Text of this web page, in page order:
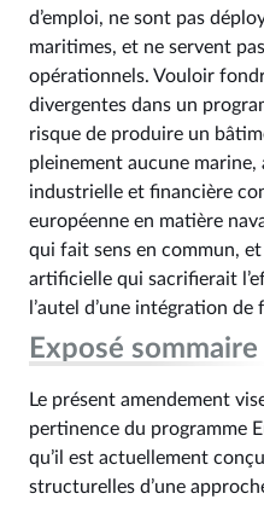
d’emploi, ne sont pas
maritimes, et ne servent
opérationnels. Vouloir
divergentes dans un
risque de produire un
pleinement aucune marine,
industrielle et financière
européenne en matière
qui fait sens en commun,
artificielle qui sacrifierait
l’autel d’une intégration de
Exposé sommaire
Le présent amendement
pertinence du programme
qu’il est actuellement
structurelles d’une